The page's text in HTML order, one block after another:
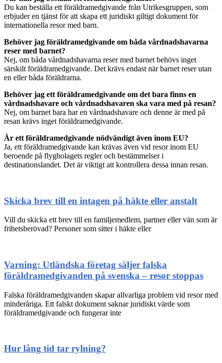
Du kan beställa ett föräldramedgivande från Utrikesgruppen, som
erbjuder en tjänst för att skapa ett juridiskt giltigt dokument för
internationella resor med barn.
Behöver jag föräldramedgivande om båda vårdnadshavarna
reser med barnet?
Nej, om båda vårdnadshavarna reser med barnet behövs inget
särskilt föräldramedgivande. Det krävs endast när barnet reser utan
en eller båda föräldrarna.
Behöver jag ett föräldramedgivande om det bara finns en
vårdnadshavare och vårdnadshavaren ska vara med på resan?
Nej, om barnet bara har en vårdnadshavare och denne är med på
resan krävs inget föräldramedgivande.
Är ett föräldramedgivande nödvändigt även inom EU?
Ja, ett föräldramedgivande kan krävas även vid resor inom EU
beroende på flygbolagets regler och bestämmelser i
destinationslandet. Det är viktigt att kontrollera dessa innan resan.
Skicka brev till en intagen på häkte eller anstalt
Vill du skicka ett brev till en familjemedlem, partner eller vän som är
frihetsberövad? Personer som sitter i häkte eller
Varning: Utländska företag säljer falska
föräldramedgivanden på svenska – resor stoppas
Falska föräldramedgivanden skapar allvarliga problem vid resor med
minderåriga. Ett falskt dokument saknar juridiskt värde som
föräldramedgivande och fungerar inte
Hur lång tid tar rylning?